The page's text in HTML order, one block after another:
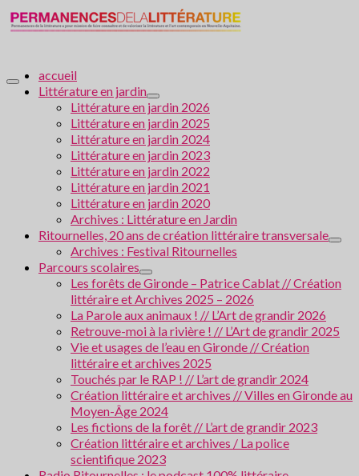
accueil
Littérature en jardin
Littérature en jardin 2026
Littérature en jardin 2025
Littérature en jardin 2024
Littérature en jardin 2023
Littérature en jardin 2022
Littérature en jardin 2021
Littérature en jardin 2020
Archives : Littérature en Jardin
Ritournelles, 20 ans de création littéraire transversale
Archives : Festival Ritournelles
Parcours scolaires
Les forêts de Gironde – Patrice Cablat // Création
littéraire et Archives 2025 – 2026
La Parole aux animaux ! // L’Art de grandir 2026
Retrouve-moi à la rivière ! // L’Art de grandir 2025
Vie et usages de l’eau en Gironde // Création
littéraire et archives 2025
Touchés par le RAP ! // L’art de grandir 2024
Création littéraire et archives // Villes en Gironde au
Moyen-Âge 2024
Les fictions de la forêt // L’art de grandir 2023
Création littéraire et archives / La police
scientifique 2023